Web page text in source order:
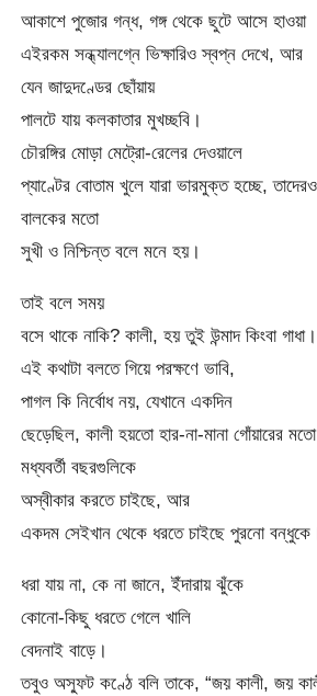
আকাশে পুজোর গন্ধ, গঙ্গ থেকে ছুটে আসে হাওয়া
এইরকম সন্ধ্যালগ্নে ভিক্ষারিও স্বপ্ন দেখে, আর
যেন জাদুদণ্ডের ছোঁয়ায়
পালটে যায় কলকাতার মুখচ্ছবি।
চৌরঙ্গির মোড়া মেট্রো-রেলের দেওয়ালে
প্যাণ্টের বোতাম খুলে যারা ভারমুক্ত হচ্ছে,
বালকের মতো
সুখী ও নিশ্চিন্ত বলে মনে হয়।
তাই বলে সময়
বসে থাকে নাকি? কালী, হয় তুই উন্মাদ কিংবা গাধা।
এই কথাটা বলতে গিয়ে পরক্ষণে ভাবি,
পাগল কি নির্বোধ নয়, যেখানে একদিন
ছেড়েছিল, কালী হয়তো হার-না-মানা গোঁয়ারের মতো
মধ্যবর্তী বছরগুলিকে
অস্বীকার করতে চাইছে, আর
একদম সেইখান থেকে ধরতে চাইছে পুরনো
ধরা যায় না, কে না জানে, ইঁদারায় ঝুঁকে
কোনো-কিছু ধরতে গেলে খালি
বেদনাই বাড়ে।
তবুও অস্ফুট কণ্ঠে বলি তাকে, “জয় কালী, জয়